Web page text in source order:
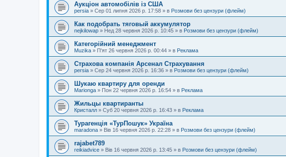
Аукціон автомобілів із США
persia » Сер 01 липня 2026 р. 17:58 » в Розмови без цензури (флейм)
Как подобрать тяговый аккумулятор
nejkilowap » Нед 28 червня 2026 р. 10:45 » в Розмови без цензури (флейм)
Категорійний менеджмент
Muzika » П'ят 26 червня 2026 р. 00:44 » в Реклама
Страхова компанія Арсенал Страхування
persia » Сер 24 червня 2026 р. 16:36 » в Розмови без цензури (флейм)
Шукаю квартиру для оренди
Marionga » Пон 22 червня 2026 р. 16:54 » в Реклама
Жильцы квартиранты
Кристалл » Суб 20 червня 2026 р. 16:43 » в Реклама
Турагенція «ТурПошук» Україна
maradona » Вів 16 червня 2026 р. 22:28 » в Розмови без цензури (флейм)
rajabet789
reikiadvice » Вів 16 червня 2026 р. 13:45 » в Розмови без цензури (флейм)